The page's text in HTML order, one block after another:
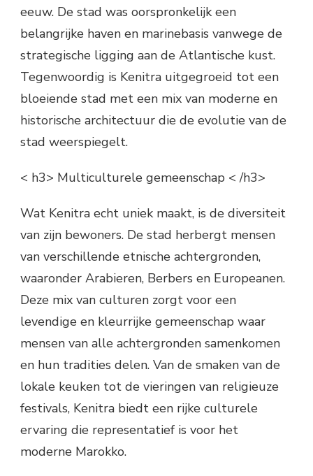
eeuw. De stad was oorspronkelijk een
belangrijke haven en marinebasis vanwege de
strategische ligging aan de Atlantische kust.
Tegenwoordig is Kenitra uitgegroeid tot een
bloeiende stad met een mix van moderne en
historische architectuur die de evolutie van de
stad weerspiegelt.
< h3> Multiculturele gemeenschap < /h3>
Wat Kenitra echt uniek maakt, is de diversiteit
van zijn bewoners. De stad herbergt mensen
van verschillende etnische achtergronden,
waaronder Arabieren, Berbers en Europeanen.
Deze mix van culturen zorgt voor een
levendige en kleurrijke gemeenschap waar
mensen van alle achtergronden samenkomen
en hun tradities delen. Van de smaken van de
lokale keuken tot de vieringen van religieuze
festivals, Kenitra biedt een rijke culturele
ervaring die representatief is voor het
moderne Marokko.